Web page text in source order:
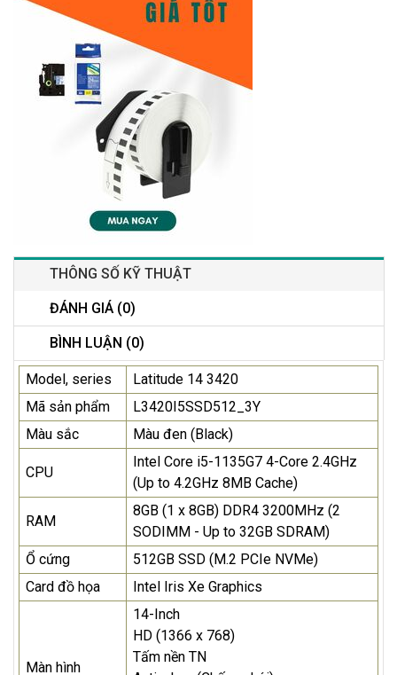
THÔNG SỐ KỸ THUẬT
ĐÁNH GIÁ (0)
BÌNH LUẬN (0)
Model, series
Latitude 14 3420
Mã sản phẩm
L3420I5SSD512_3Y
Màu sắc
Màu đen (Black)
CPU
Intel Core i5-1135G7 4-Core 2.4GHz
(Up to 4.2GHz 8MB Cache)
RAM
8GB (1 x 8GB) DDR4 3200MHz (2
SODIMM - Up to 32GB SDRAM)
Ổ cứng
512GB SSD (M.2 PCIe NVMe)
Card đồ họa
Intel Iris Xe Graphics
Màn hình
14-Inch
HD (1366 x 768)
Tấm nền TN